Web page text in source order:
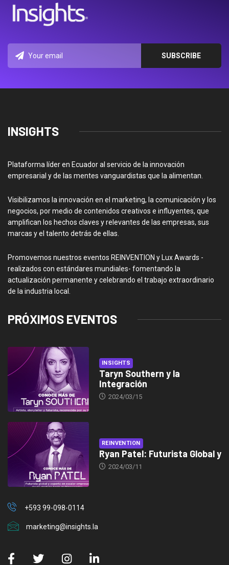
INSIGHTS
Plataforma líder en Ecuador al servicio de la innovación
empresarial y de las mentes vanguardistas que la alimentan.
Visibilizamos la innovación en el marketing, la comunicación y los
negocios, por medio de contenidos creativos e influyentes, que
amplifican los hechos claves y relevantes de las empresas, sus
marcas y el talento detrás de ellas.
Promovemos nuestros eventos REINVENTION y Lux Awards -
realizados con estándares mundiales- fomentando la
actualización permanente y celebrando el trabajo extraordinario
de la industria local.
PRÓXIMOS EVENTOS
INSIGHTS
Taryn Southern y la
Integración
2024/03/15
REINVENTION
Ryan Patel: Futurista Global y
2024/03/11
+593 99-098-0114
marketing@insights.la